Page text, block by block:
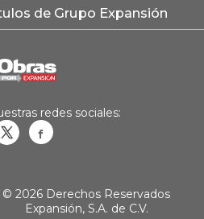
de Grupo Expansión
redes sociales:
© 2026 Derechos Reservados
Expansión, S.A. de C.V.